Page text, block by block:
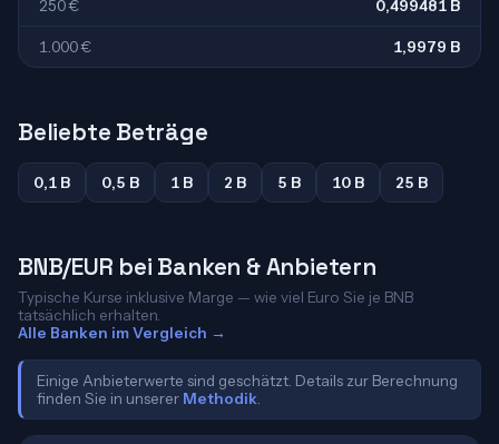
250 € 0,499481 B
1.000 € 1,9979 B
Beliebte Beträge
0,1 B 0,5 B 1 B 2 B 5 B 10 B 25 B
BNB/EUR bei Banken & Anbietern
Typische Kurse inklusive Marge — wie viel Euro Sie je BNB
tatsächlich erhalten.
Alle Banken im Vergleich →
Einige Anbieterwerte sind geschätzt. Details zur Berechnung
finden Sie in unserer Methodik